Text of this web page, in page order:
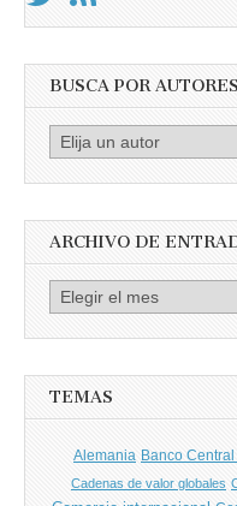
BUSCA POR AUTORES
Busca
ARCHIVO DE
Archivo
TEMAS
Alemania Banco
Cadenas de valor globales